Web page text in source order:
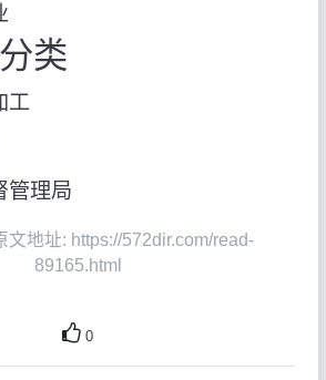
类
工
管理局
文地址: https://572dir.com/read-
89165.html
0